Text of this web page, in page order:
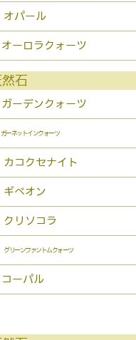
オパール
オーロラクォーツ
然石
ガーデンクォーツ
ガーネットインクォーツ
カコクセナイト
ギベオン
クリソコラ
グリーンファントムクォーツ
コーパル